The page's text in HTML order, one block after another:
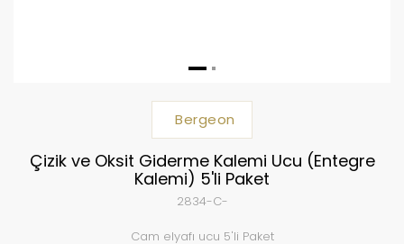
Bergeon
Çizik ve Oksit Giderme Kalemi Ucu (Entegre
Kalemi) 5'li Paket
2834-C-
Cam elyafı ucu 5'li Paket